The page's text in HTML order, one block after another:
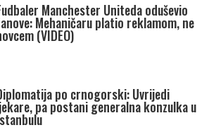
Manchester Uniteda oduševio
Mehaničaru platio reklamom, ne
(VIDEO)
po crnogorski: Uvrijedi
pa postani generalna konzulka u